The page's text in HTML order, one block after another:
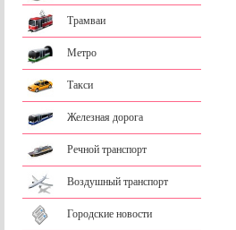
Трамваи
Метро
Такси
Железная дорога
Речной транспорт
Воздушный транспорт
Городские новости